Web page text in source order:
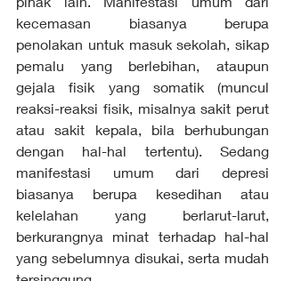
kecemasan biasanya berupa
penolakan untuk masuk sekolah, sikap
pemalu yang berlebihan, ataupun
gejala fisik yang somatik (muncul
reaksi-reaksi fisik, misalnya sakit perut
atau sakit kepala, bila berhubungan
dengan hal-hal tertentu). Sedang
manifestasi umum dari depresi
biasanya berupa kesedihan atau
kelelahan yang berlarut-larut,
berkurangnya minat terhadap hal-hal
yang sebelumnya disukai, serta mudah